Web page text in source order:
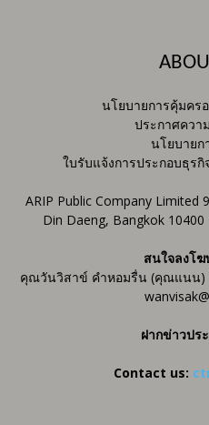
นโยบายการคุ้มคร
ประกาศควา
นโยบายก
ใบรับแจ้งการประกอบธุร
ARIP Public Company Limited
Din Daeng, Bangkok
สนใจลงโ
คุณวันวิสาข์ คำหอมรื่น (คุณแนน)
ฝากข่าวปร
Contact us: